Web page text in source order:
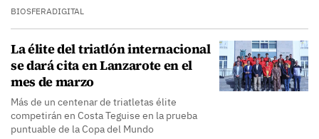
BIOSFERADIGITAL
La élite del triatlón internacional
se dará cita en Lanzarote en el
mes de marzo
Más de un centenar de triatletas élite
competirán en Costa Teguise en la prueba
puntuable de la Copa del Mundo